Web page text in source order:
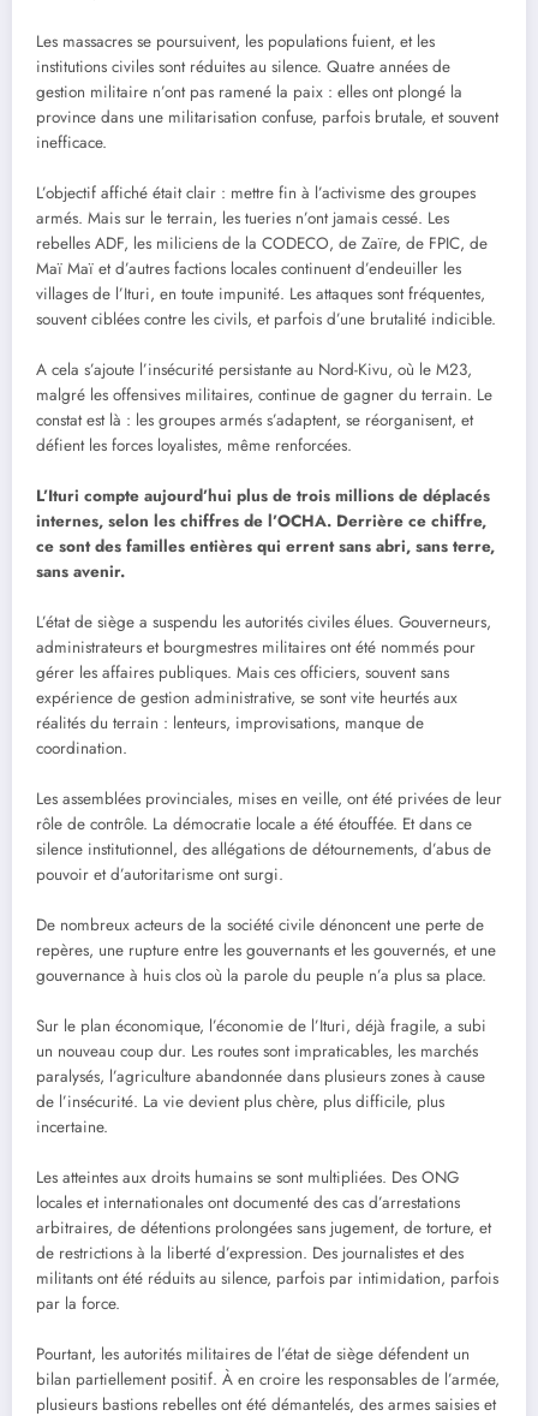
Les massacres se poursuivent, les populations fuient, et les
institutions civiles sont réduites au silence. Quatre années de
gestion militaire n’ont pas ramené la paix : elles ont plongé la
province dans une militarisation confuse, parfois brutale, et souvent
inefficace.
L’objectif affiché était clair : mettre fin à l’activisme des groupes
armés. Mais sur le terrain, les tueries n’ont jamais cessé. Les
rebelles ADF, les miliciens de la CODECO, de Zaïre, de FPIC, de
Maï Maï et d’autres factions locales continuent d’endeuiller les
villages de l’Ituri, en toute impunité. Les attaques sont fréquentes,
souvent ciblées contre les civils, et parfois d’une brutalité indicible.
A cela s’ajoute l’insécurité persistante au Nord-Kivu, où le M23,
malgré les offensives militaires, continue de gagner du terrain. Le
constat est là : les groupes armés s’adaptent, se réorganisent, et
défient les forces loyalistes, même renforcées.
L’Ituri compte aujourd’hui plus de trois millions de déplacés
internes, selon les chiffres de l’OCHA. Derrière ce chiffre,
ce sont des familles entières qui errent sans abri, sans terre,
sans avenir.
L’état de siège a suspendu les autorités civiles élues. Gouverneurs,
administrateurs et bourgmestres militaires ont été nommés pour
gérer les affaires publiques. Mais ces officiers, souvent sans
expérience de gestion administrative, se sont vite heurtés aux
réalités du terrain : lenteurs, improvisations, manque de
coordination.
Les assemblées provinciales, mises en veille, ont été privées de leur
rôle de contrôle. La démocratie locale a été étouffée. Et dans ce
silence institutionnel, des allégations de détournements, d’abus de
pouvoir et d’autoritarisme ont surgi.
De nombreux acteurs de la société civile dénoncent une perte de
repères, une rupture entre les gouvernants et les gouvernés, et une
gouvernance à huis clos où la parole du peuple n’a plus sa place.
Sur le plan économique, l’économie de l’Ituri, déjà fragile, a subi
un nouveau coup dur. Les routes sont impraticables, les marchés
paralysés, l’agriculture abandonnée dans plusieurs zones à cause
de l’insécurité. La vie devient plus chère, plus difficile, plus
incertaine.
Les atteintes aux droits humains se sont multipliées. Des ONG
locales et internationales ont documenté des cas d’arrestations
arbitraires, de détentions prolongées sans jugement, de torture, et
de restrictions à la liberté d’expression. Des journalistes et des
militants ont été réduits au silence, parfois par intimidation, parfois
par la force.
Pourtant, les autorités militaires de l’état de siège défendent un
bilan partiellement positif. À en croire les responsables de l’armée,
plusieurs bastions rebelles ont été démantelés, des armes saisies et